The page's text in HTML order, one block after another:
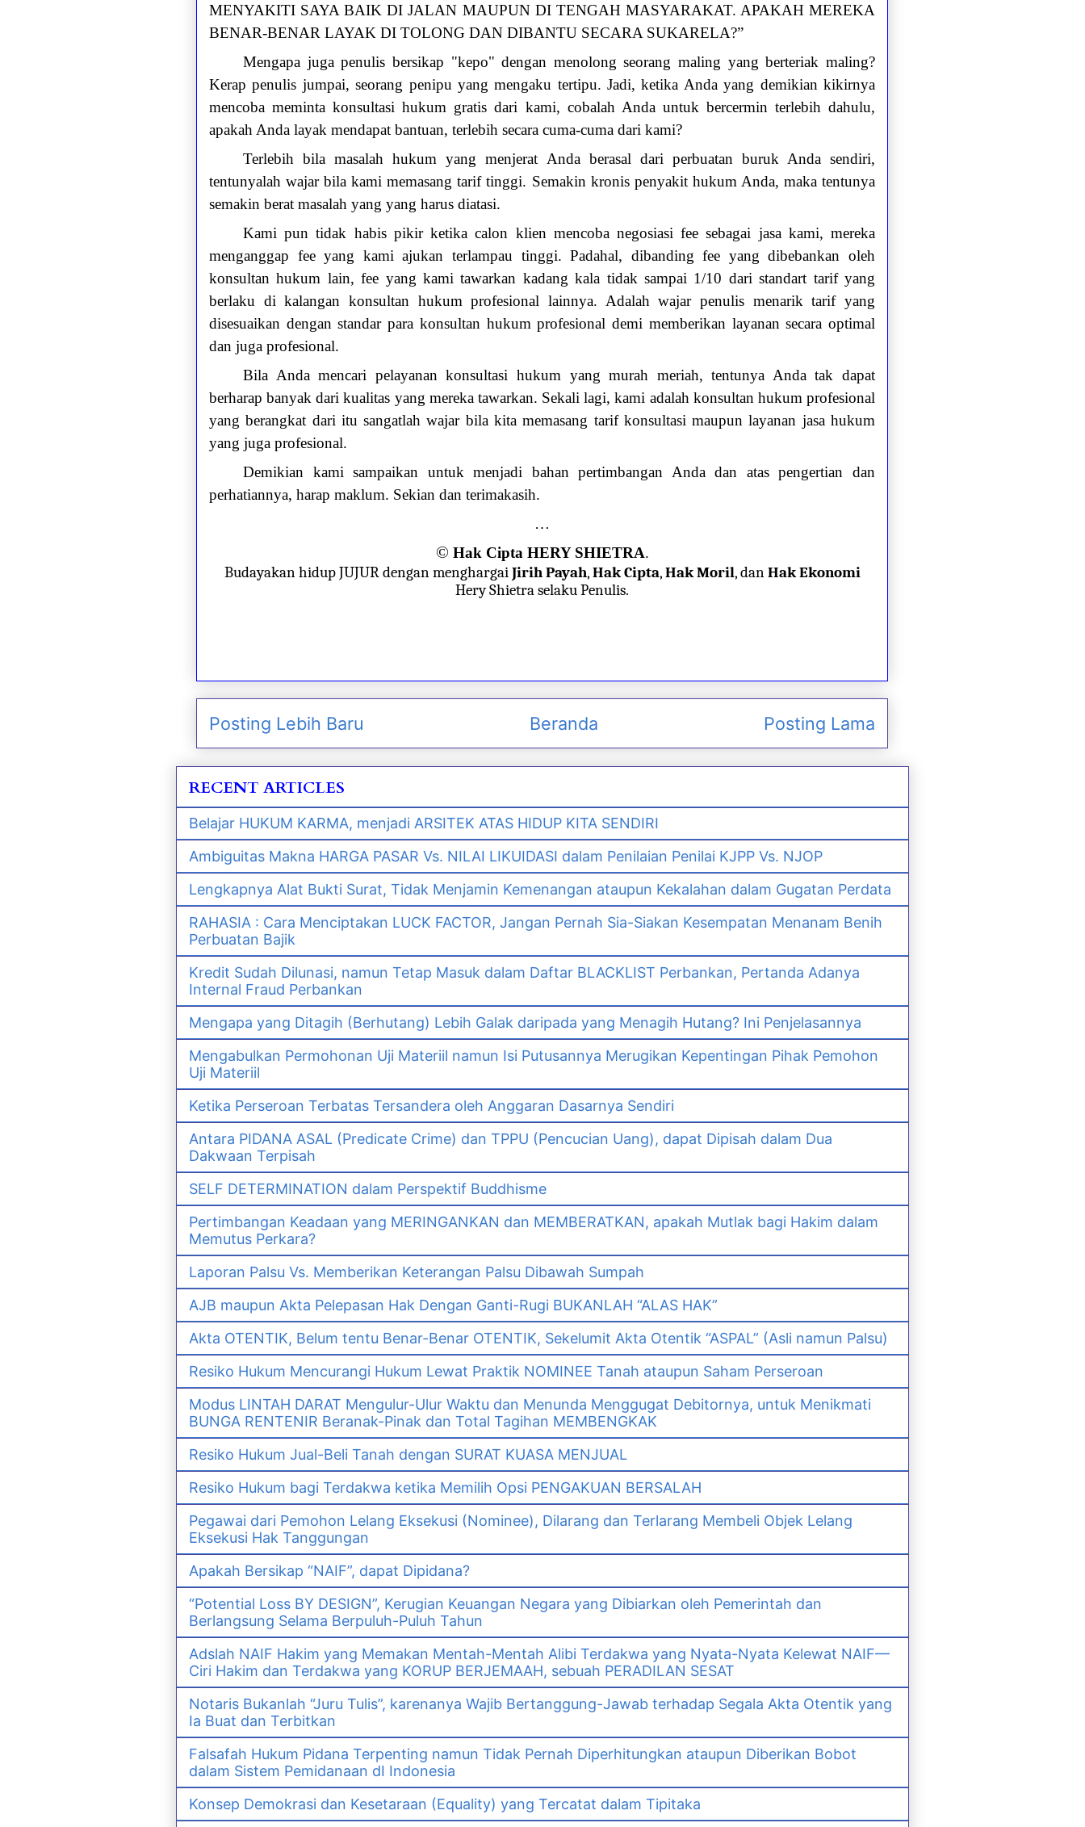
MENYAKITI SAYA BAIK DI JALAN MAUPUN DI TENGAH MASYARAKAT. APAKAH MEREKA
BENAR-BENAR LAYAK DI TOLONG DAN DIBANTU SECARA SUKARELA?”
Mengapa juga penulis bersikap "kepo" dengan menolong seorang maling yang berteriak maling?
Kerap penulis jumpai, seorang penipu yang mengaku tertipu. Jadi, ketika Anda yang demikian kikirnya
mencoba meminta konsultasi hukum gratis dari kami, cobalah Anda untuk bercermin terlebih dahulu,
apakah Anda layak mendapat bantuan, terlebih secara cuma-cuma dari kami?
Terlebih bila masalah hukum yang menjerat Anda berasal dari perbuatan buruk Anda sendiri,
tentunyalah wajar bila kami memasang tarif tinggi. Semakin kronis penyakit hukum Anda, maka tentunya
semakin berat masalah yang yang harus diatasi.
Kami pun tidak habis pikir ketika calon klien mencoba negosiasi fee sebagai jasa kami, mereka
menganggap fee yang kami ajukan terlampau tinggi. Padahal, dibanding fee yang dibebankan oleh
konsultan hukum lain, fee yang kami tawarkan kadang kala tidak sampai 1/10 dari standart tarif yang
berlaku di kalangan konsultan hukum profesional lainnya. Adalah wajar penulis menarik tarif yang
disesuaikan dengan standar para konsultan hukum profesional demi memberikan layanan secara optimal
dan juga profesional.
Bila Anda mencari pelayanan konsultasi hukum yang murah meriah, tentunya Anda tak dapat
berharap banyak dari kualitas yang mereka tawarkan. Sekali lagi, kami adalah konsultan hukum profesional
yang berangkat dari itu sangatlah wajar bila kita memasang tarif konsultasi maupun layanan jasa hukum
yang juga profesional.
Demikian kami sampaikan untuk menjadi bahan pertimbangan Anda dan atas pengertian dan
perhatiannya, harap maklum. Sekian dan terimakasih.
…
© Hak Cipta HERY SHIETRA.
Budayakan hidup JUJUR dengan menghargaiJirih Payah,Hak Cipta,Hak Moril, danHak Ekonomi
Hery Shietra selaku Penulis.
Posting Lebih Baru Posting Lama
Beranda
RECENT ARTICLES
Belajar HUKUM KARMA, menjadi ARSITEK ATAS HIDUP KITA SENDIRI
Ambiguitas Makna HARGA PASAR Vs. NILAI LIKUIDASI dalam Penilaian Penilai KJPP Vs. NJOP
Lengkapnya Alat Bukti Surat, Tidak Menjamin Kemenangan ataupun Kekalahan dalam Gugatan Perdata
RAHASIA : Cara Menciptakan LUCK FACTOR, Jangan Pernah Sia-Siakan Kesempatan Menanam Benih
Perbuatan Bajik
Kredit Sudah Dilunasi, namun Tetap Masuk dalam Daftar BLACKLIST Perbankan, Pertanda Adanya
Internal Fraud Perbankan
Mengapa yang Ditagih (Berhutang) Lebih Galak daripada yang Menagih Hutang? Ini Penjelasannya
Mengabulkan Permohonan Uji Materiil namun Isi Putusannya Merugikan Kepentingan Pihak Pemohon
Uji Materiil
Ketika Perseroan Terbatas Tersandera oleh Anggaran Dasarnya Sendiri
Antara PIDANA ASAL (Predicate Crime) dan TPPU (Pencucian Uang), dapat Dipisah dalam Dua
Dakwaan Terpisah
SELF DETERMINATION dalam Perspektif Buddhisme
Pertimbangan Keadaan yang MERINGANKAN dan MEMBERATKAN, apakah Mutlak bagi Hakim dalam
Memutus Perkara?
Laporan Palsu Vs. Memberikan Keterangan Palsu Dibawah Sumpah
AJB maupun Akta Pelepasan Hak Dengan Ganti-Rugi BUKANLAH “ALAS HAK”
Akta OTENTIK, Belum tentu Benar-Benar OTENTIK, Sekelumit Akta Otentik “ASPAL” (Asli namun Palsu)
Resiko Hukum Mencurangi Hukum Lewat Praktik NOMINEE Tanah ataupun Saham Perseroan
Modus LINTAH DARAT Mengulur-Ulur Waktu dan Menunda Menggugat Debitornya, untuk Menikmati
BUNGA RENTENIR Beranak-Pinak dan Total Tagihan MEMBENGKAK
Resiko Hukum Jual-Beli Tanah dengan SURAT KUASA MENJUAL
Resiko Hukum bagi Terdakwa ketika Memilih Opsi PENGAKUAN BERSALAH
Pegawai dari Pemohon Lelang Eksekusi (Nominee), Dilarang dan Terlarang Membeli Objek Lelang
Eksekusi Hak Tanggungan
Apakah Bersikap “NAIF”, dapat Dipidana?
“Potential Loss BY DESIGN”, Kerugian Keuangan Negara yang Dibiarkan oleh Pemerintah dan
Berlangsung Selama Berpuluh-Puluh Tahun
Adslah NAIF Hakim yang Memakan Mentah-Mentah Alibi Terdakwa yang Nyata-Nyata Kelewat NAIF—
Ciri Hakim dan Terdakwa yang KORUP BERJEMAAH, sebuah PERADILAN SESAT
Notaris Bukanlah “Juru Tulis”, karenanya Wajib Bertanggung-Jawab terhadap Segala Akta Otentik yang
Ia Buat dan Terbitkan
Falsafah Hukum Pidana Terpenting namun Tidak Pernah Diperhitungkan ataupun Diberikan Bobot
dalam Sistem Pemidanaan dI Indonesia
Konsep Demokrasi dan Kesetaraan (Equality) yang Tercatat dalam Tipitaka